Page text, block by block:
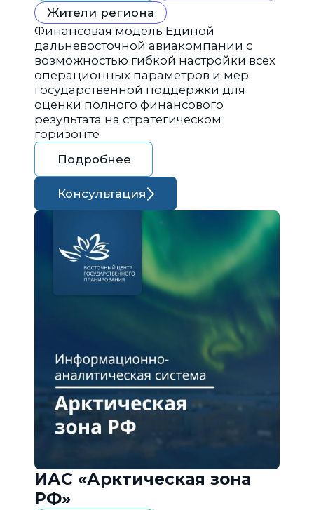
Жители региона
Финансовая модель Единой
дальневосточной авиакомпании с
возможностью гибкой настройки всех
операционных параметров и мер
государственной поддержки для
оценки полного финансового
результата на стратегическом
горизонте
Подробнее
Консультация
ИАС «Арктическая зона
РФ»